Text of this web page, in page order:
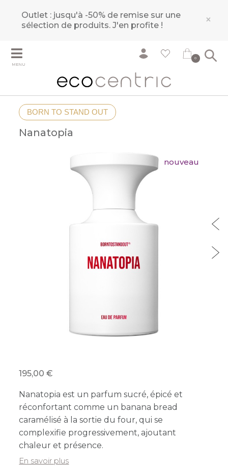
Outlet : jusqu'à -50% de remise sur une
sélection de produits.J'en profite ! ×
MENU
0
BORN TO STAND OUT
Nanatopia
nouveau
195,00
Nanatopia est un parfum sucré, épicé et
réconfortant comme un banana bread
caramélisé à la sortie du four, qui se
complexifie progressivement, ajoutant
chaleur et présence.
En savoir plus